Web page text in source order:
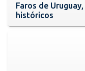
Faros de
históricos